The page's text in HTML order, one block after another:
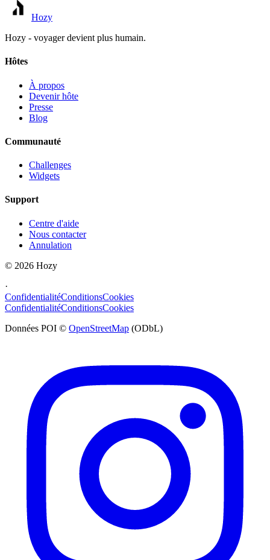
Hozy
Hozy - voyager devient plus humain.
Hôtes
À propos
Devenir hôte
Presse
Blog
Communauté
Challenges
Widgets
Support
Centre d'aide
Nous contacter
Annulation
© 2026 Hozy
·
ConfidentialitéConditionsCookies
ConfidentialitéConditionsCookies
Données POI © OpenStreetMap (ODbL)